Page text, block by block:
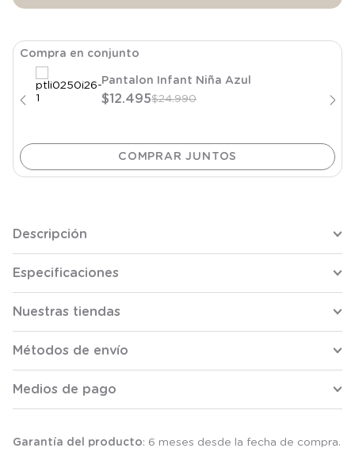
Compra en conjunto
Pantalon Infant Niña Azul
$12.495$24.990
Descripción
Especificaciones
Nuestras tiendas
Métodos de envío
Medios de pago
Garantía del producto: 6 meses desde la fecha de compra.